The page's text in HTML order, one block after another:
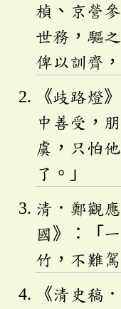
楨、京營
世務，驅
俾以訓齊
《歧路燈
中善受，
虞，只怕
了。」
清．鄭觀
國》：「
竹，不難
《清史稿